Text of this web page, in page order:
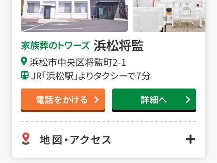
家族葬のトワーズ 浜松将監
浜松市中央区将監町2-1
JR「浜松駅」よりタクシーで7分
電話をかける 詳細へ
地図・アクセス